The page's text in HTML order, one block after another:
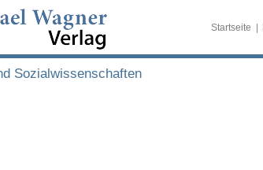
Startseite
Sozialwissenschaften